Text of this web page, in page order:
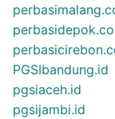
PGSIbandung.id
pgsiaceh.id
pgsijambi.id